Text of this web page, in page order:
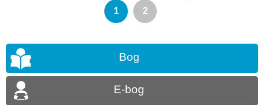
1 2
Bog
E-bog